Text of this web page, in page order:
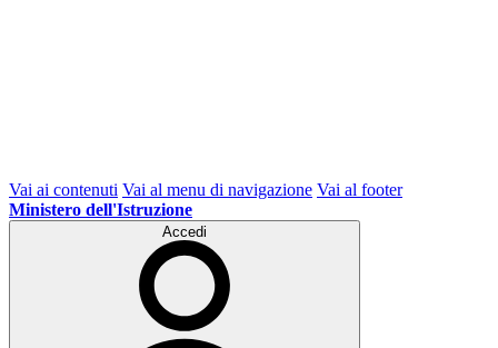
Vai ai contenuti Vai al menu di navigazione Vai al footer
Ministero dell'Istruzione
Accedi